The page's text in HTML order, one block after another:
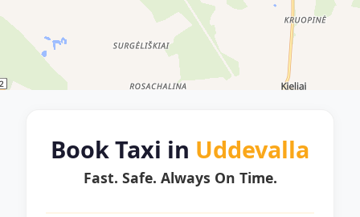
Book Taxi in Uddevalla
Fast. Safe. Always On Time.